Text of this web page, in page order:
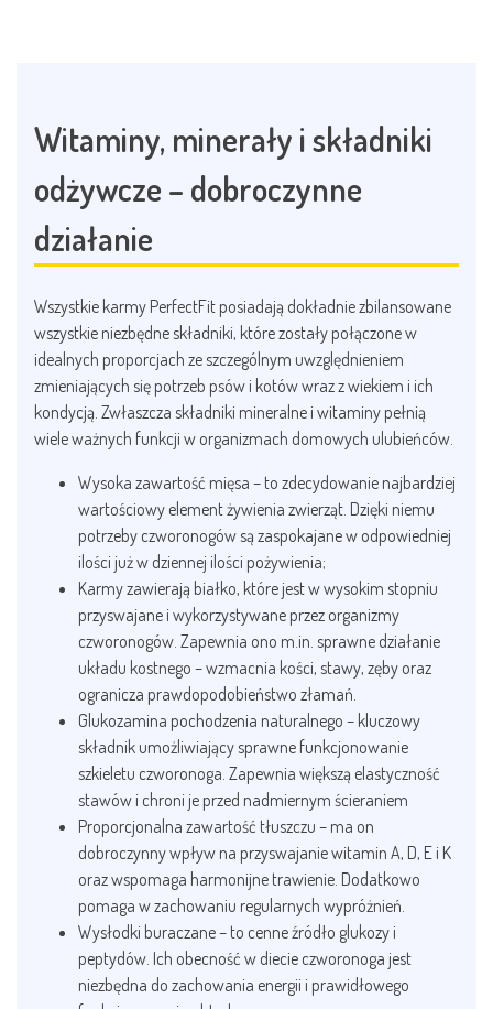
Witaminy, minerały i składniki
odżywcze – dobroczynne
działanie
Wszystkie karmy PerfectFit posiadają dokładnie zbilansowane
wszystkie niezbędne składniki, które zostały połączone w
idealnych proporcjach ze szczególnym uwzględnieniem
zmieniających się potrzeb psów i kotów wraz z wiekiem i ich
kondycją. Zwłaszcza składniki mineralne i witaminy pełnią
wiele ważnych funkcji w organizmach domowych ulubieńców.
Wysoka zawartość mięsa – to zdecydowanie najbardziej
wartościowy element żywienia zwierząt. Dzięki niemu
potrzeby czworonogów są zaspokajane w odpowiedniej
ilości już w dziennej ilości pożywienia;
Karmy zawierają białko, które jest w wysokim stopniu
przyswajane i wykorzystywane przez organizmy
czworonogów. Zapewnia ono m.in. sprawne działanie
układu kostnego – wzmacnia kości, stawy, zęby oraz
ogranicza prawdopodobieństwo złamań.
Glukozamina pochodzenia naturalnego – kluczowy
składnik umożliwiający sprawne funkcjonowanie
szkieletu czworonoga. Zapewnia większą elastyczność
stawów i chroni je przed nadmiernym ścieraniem
Proporcjonalna zawartość tłuszczu – ma on
dobroczynny wpływ na przyswajanie witamin A, D, E i K
oraz wspomaga harmonijne trawienie. Dodatkowo
pomaga w zachowaniu regularnych wypróżnień.
Wysłodki buraczane – to cenne źródło glukozy i
peptydów. Ich obecność w diecie czworonoga jest
niezbędna do zachowania energii i prawidłowego